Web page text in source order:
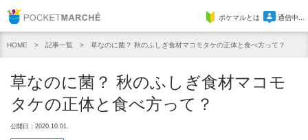
Pocket Marcheポケマルとは 通信中...
HOME 記事一覧 草なのに菌？ 秋のふしぎ食材マコモタケの正体と食べ方って？
草なのに菌？ 秋のふしぎ食材マコモ
タケの正体と食べ方って？
公開日：2020.10.01.